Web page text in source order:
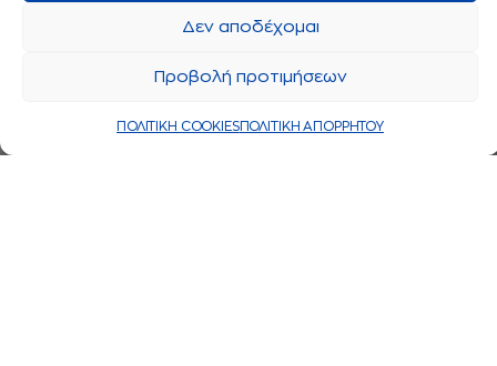
Δεν αποδέχομαι
Προβολή προτιμήσεων
ΠΟΛΙΤΙΚΗ COOKIESΠΟΛΙΤΙΚΗ ΑΠΟΡΡΗΤΟΥ